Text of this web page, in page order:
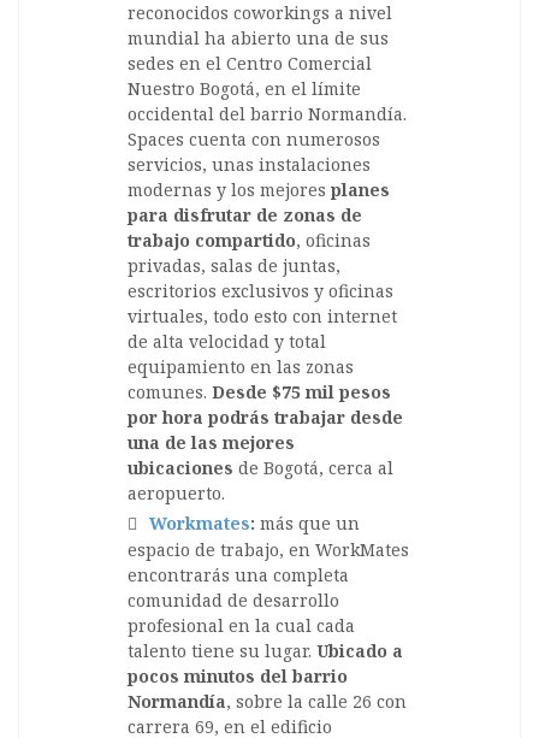
reconocidos coworkings a nivel
mundial ha abierto una de sus
sedes en el Centro Comercial
Nuestro Bogotá, en el límite
occidental del barrio Normandía.
Spaces cuenta con numerosos
servicios, unas instalaciones
modernas y los mejores planes
para disfrutar de zonas de
trabajo compartido, oficinas
privadas, salas de juntas,
escritorios exclusivos y oficinas
virtuales, todo esto con internet
de alta velocidad y total
equipamiento en las zonas
comunes. Desde $75 mil pesos
por hora podrás trabajar desde
una de las mejores
ubicaciones de Bogotá, cerca al
aeropuerto.
Workmates: más que un
espacio de trabajo, en WorkMates
encontrarás una completa
comunidad de desarrollo
profesional en la cual cada
talento tiene su lugar. Ubicado a
pocos minutos del barrio
Normandía, sobre la calle 26 con
carrera 69, en el edificio